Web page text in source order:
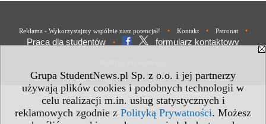
Grupa StudentNews.pl Sp. z o.o. i jej partnerzy
używają plików cookies i podobnych technologii w
celu realizacji m.in. usług statystycznych i
reklamowych zgodnie z Polityką Prywatności. Możesz
Reklama - Wykorzystajmy wspólnie nasz potencjał! • Kontakt • Patronat •
Praca dla studentów • formularz kontaktowy